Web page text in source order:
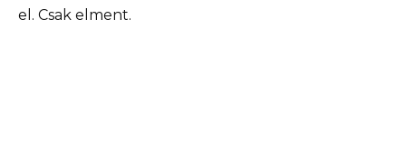
el. Csak elment.